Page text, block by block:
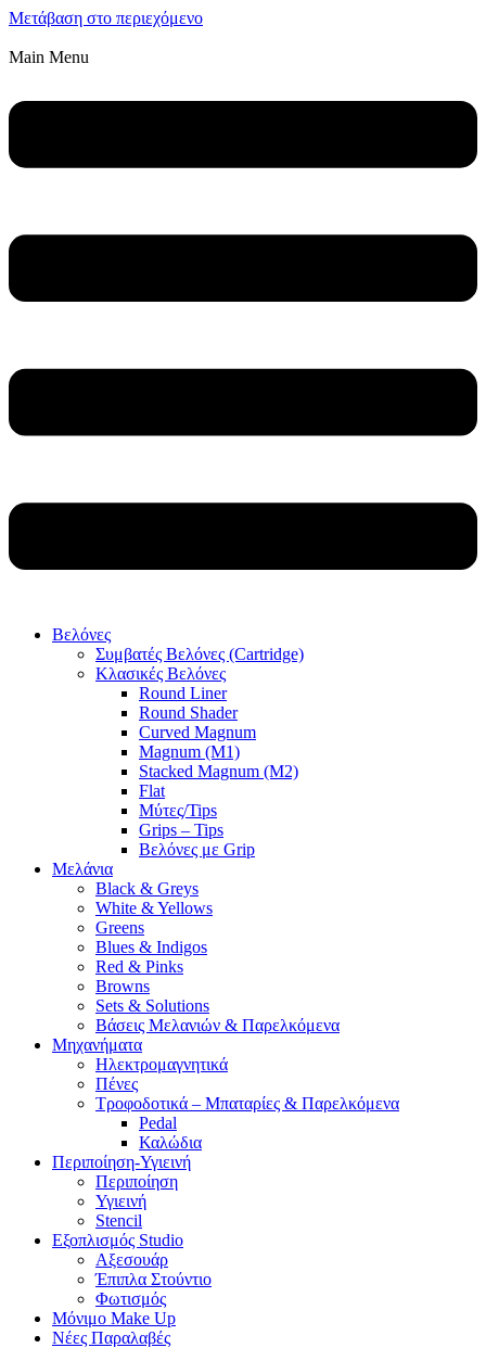
Μετάβαση στο περιεχόμενο
Main Menu
Βελόνες
Συμβατές Βελόνες (Cartridge)
Κλασικές Βελόνες
Round Liner
Round Shader
Curved Magnum
Magnum (M1)
Stacked Magnum (M2)
Flat
Μύτες/Tips
Grips – Tips
Βελόνες με Grip
Μελάνια
Black & Greys
White & Yellows
Greens
Blues & Indigos
Red & Pinks
Browns
Sets & Solutions
Βάσεις Μελανιών & Παρελκόμενα
Μηχανήματα
Ηλεκτρομαγνητικά
Πένες
Τροφοδοτικά – Μπαταρίες & Παρελκόμενα
Pedal
Καλώδια
Περιποίηση-Υγιεινή
Περιποίηση
Υγιεινή
Stencil
Εξοπλισμός Studio
Αξεσουάρ
Έπιπλα Στούντιο
Φωτισμός
Μόνιμο Make Up
Νέες Παραλαβές